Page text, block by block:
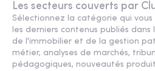
Les secteurs couverts par
Sélectionnez la catégorie qui
les derniers contenus publiés
de l'immobilier et de la gestion
métier, analyses de marchés,
pédagogiques, nouveautés